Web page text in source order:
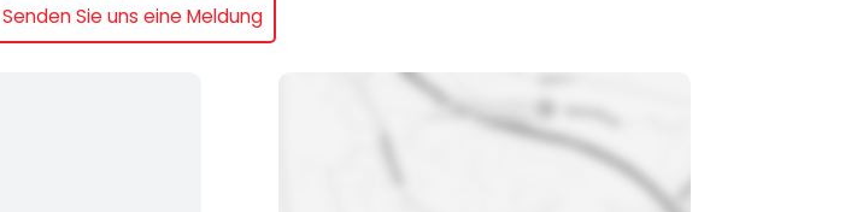
Senden Sie uns eine Meldung